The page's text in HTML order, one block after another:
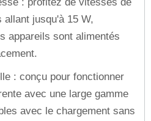
jusqu'à 15 W,
appareils sont alimentés
: conçu pour fonctionner
avec une large gamme
avec le chargement sans